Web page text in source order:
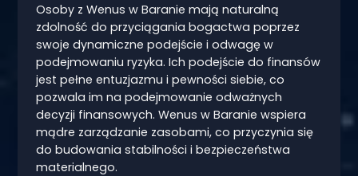
Osoby z Wenus w Baranie mają naturalną
zdolność do przyciągania bogactwa poprzez
swoje dynamiczne podejście i odwagę w
podejmowaniu ryzyka. Ich podejście do finansów
jest pełne entuzjazmu i pewności siebie, co
pozwala im na podejmowanie odważnych
decyzji finansowych. Wenus w Baranie wspiera
mądre zarządzanie zasobami, co przyczynia się
do budowania stabilności i bezpieczeństwa
materialnego.